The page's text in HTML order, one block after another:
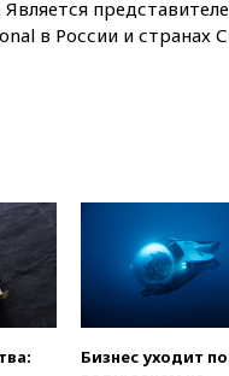
Является
в России и странах
Бизнес уходит